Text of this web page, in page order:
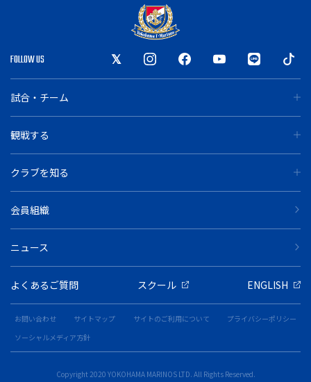
FOLLOW US
試合・チーム
観戦する
クラブを知る
会員組織
ニュース
よくあるご質問 スクール ENGLISH
お問い合わせ サイトマップ サイトのご利用について
プライバシーポリシー
ソーシャルメディア方針
Copyright 2020 YOKOHAMA MARINOS LTD. All Rights Reserved.